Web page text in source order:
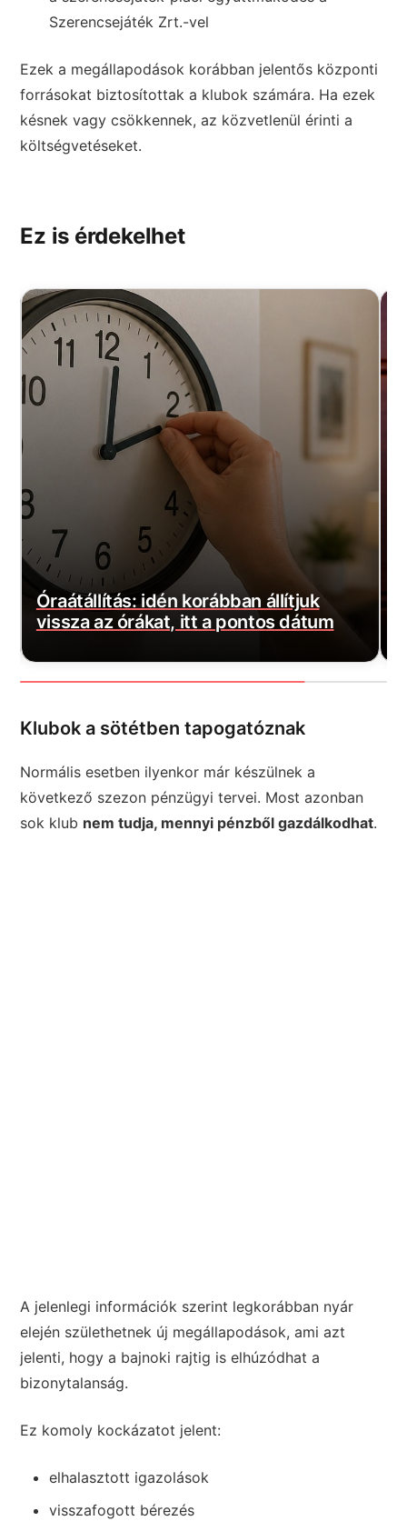
Szerencsejáték Zrt.-vel
Ezek a megállapodások korábban jelentős központi
forrásokat biztosítottak a klubok számára. Ha ezek
késnek vagy csökkennek, az közvetlenül érinti a
költségvetéseket.
Ez is érdekelhet
állítjuk
a pontos dátum
Mégsem Baka András
köztársasági elnök?
hír
Klubok a sötétben tapogatóznak
Normális esetben ilyenkor már készülnek a
következő szezon pénzügyi tervei. Most azonban
sok klub nem tudja, mennyi pénzből gazdálkodhat.
A jelenlegi információk szerint legkorábban nyár
elején születhetnek új megállapodások, ami azt
jelenti, hogy a bajnoki rajtig is elhúzódhat a
bizonytalanság.
Ez komoly kockázatot jelent:
elhalasztott igazolások
visszafogott bérezés